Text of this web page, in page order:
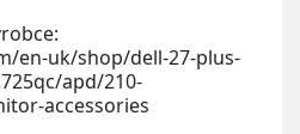
en-uk/shop/dell-27-plus-
apd/210-
accessories